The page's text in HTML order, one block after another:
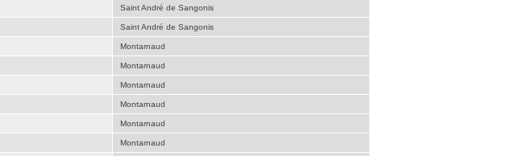
Saint André de Sangonis
Saint André de Sangonis
Montarnaud
Montarnaud
Montarnaud
Montarnaud
Montarnaud
Montarnaud